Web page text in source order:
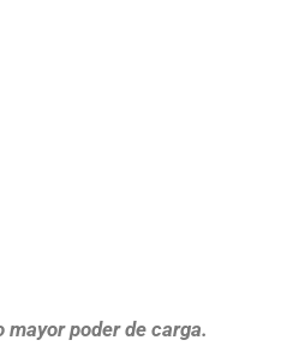
mayor poder de carga.